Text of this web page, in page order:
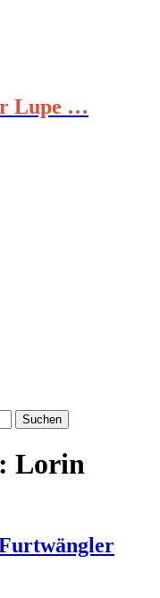
Lupe …
Lorin